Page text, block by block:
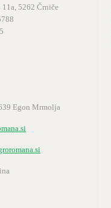
11a, 5262 Črniče
Egon Mrmolja